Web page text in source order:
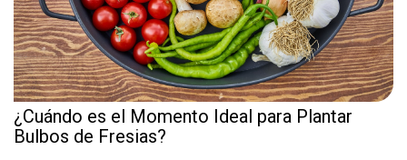
¿Cuándo es el Momento Ideal para Plantar
Bulbos de Fresias?